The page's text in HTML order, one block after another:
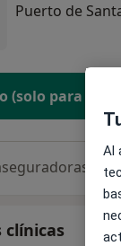
Puerto de
(solo para
clínicas
Al